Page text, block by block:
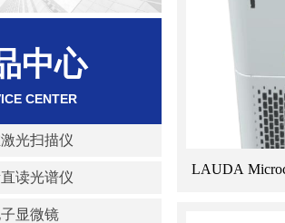
LAUDA
中心
CENTER
光扫描仪
读光谱仪
显微镜